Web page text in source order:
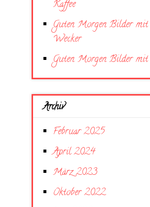
Kaffee
Guten Morgen Bilder mit
Wecker
Guten Morgen Bilder mit
Archiv
Februar 2025
April 2024
März 2023
Oktober 2022